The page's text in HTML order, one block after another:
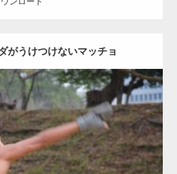
がうけつけないマッチョ
2021.07.8
その他 AKIHITO(細マッチョ) 背中